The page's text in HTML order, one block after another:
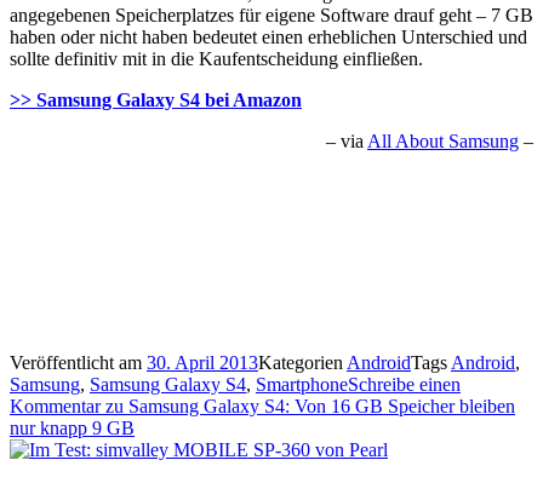
angegebenen Speicherplatzes für eigene Software drauf geht – 7 GB
haben oder nicht haben bedeutet einen erheblichen Unterschied und
sollte definitiv mit in die Kaufentscheidung einfließen.
>> Samsung Galaxy S4 bei Amazon
– via All About Samsung –
Veröffentlicht am 30. April 2013Kategorien AndroidTags Android,
Samsung, Samsung Galaxy S4, SmartphoneSchreibe einen
Kommentarzu Samsung Galaxy S4: Von 16 GB Speicher bleiben
nur knapp 9 GB